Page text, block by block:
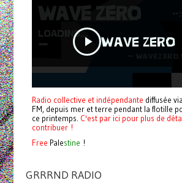
Radio collective et indépendante diffusée
FM, depuis mer et terre pendant la flotille
ce printemps. C'est par ici pour plus de
contribuer !
Free Palestine !
GRRRND RADIO